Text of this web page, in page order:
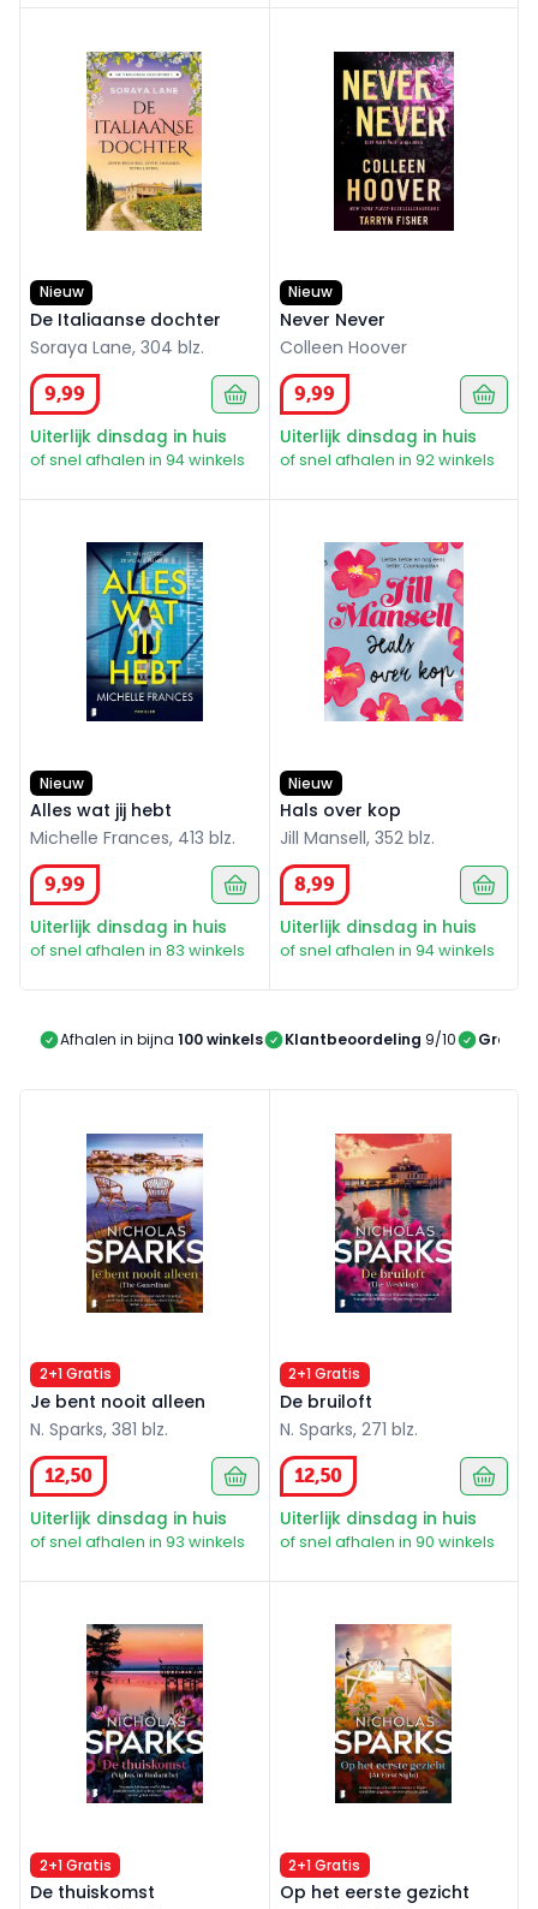
Nieuw
De Italiaanse dochter
Soraya Lane, 304 blz.
9,99
Uiterlijk dinsdag in huis
of snel afhalen in 94 winkels
Nieuw
Never Never
Colleen Hoover
9,99
Uiterlijk dinsdag in huis
of snel afhalen in 92 winkels
Nieuw
Alles wat jij hebt
Michelle Frances, 413 blz.
9,99
Uiterlijk dinsdag in huis
of snel afhalen in 83 winkels
Nieuw
Hals over kop
Jill Mansell, 352 blz.
8,99
Uiterlijk dinsdag in huis
of snel afhalen in 94 winkels
Afhalen in bijna 100 winkels Klantbeoordeling 9/10 Gratis
2+1 Gratis
Je bent nooit alleen
N. Sparks, 381 blz.
12,50
Uiterlijk dinsdag in huis
of snel afhalen in 93 winkels
2+1 Gratis
De bruiloft
N. Sparks, 271 blz.
12,50
Uiterlijk dinsdag in huis
of snel afhalen in 90 winkels
2+1 Gratis
De thuiskomst
2+1 Gratis
Op het eerste gezicht